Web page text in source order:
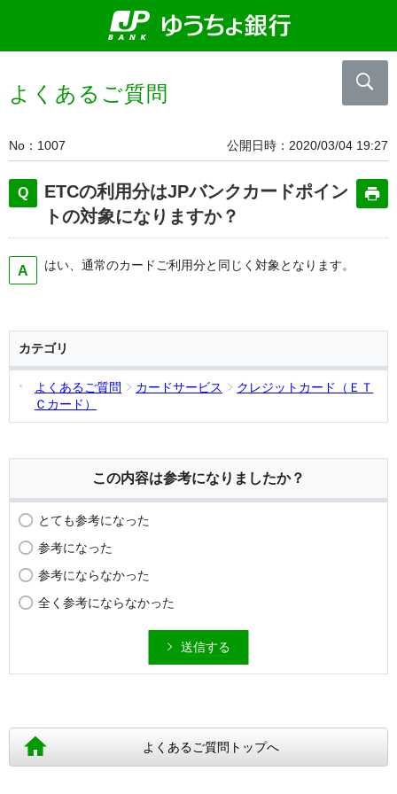
よくあるご質問
No 1007 公開日時 2020/03/04 19:27
ETCの利用分はJPバンクカードポイン
トの対象になりますか？
はい、通常のカードご利用分と同じく対象となります。
カテゴリ
よくあるご質問 カードサービス
クレジットカード（ＥＴ
Ｃカード）
この内容は参考になりましたか？
とても参考になった
参考になった
参考にならなかった
全く参考にならなかった
送信する
よくあるご質問トップへ